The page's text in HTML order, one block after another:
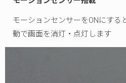
モーションセンサーをONにする
動で画面を消灯・点灯します